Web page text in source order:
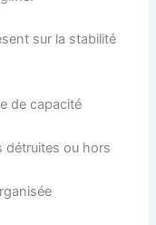
sur la stabilité
de capacité
détruites ou hors